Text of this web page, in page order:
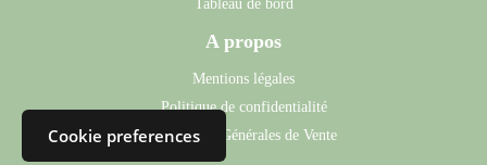
Cookie preferences
Tableau de bord
A propos
Mentions légales
Politique de confidentialité
Conditions Générales de Vente